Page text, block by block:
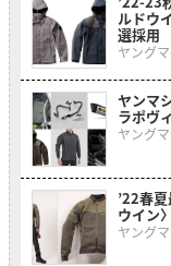
ルドウ
選採用
ヤング
ヤンマ
ラポヴ
ヤング
’22春
ウイン
ヤング